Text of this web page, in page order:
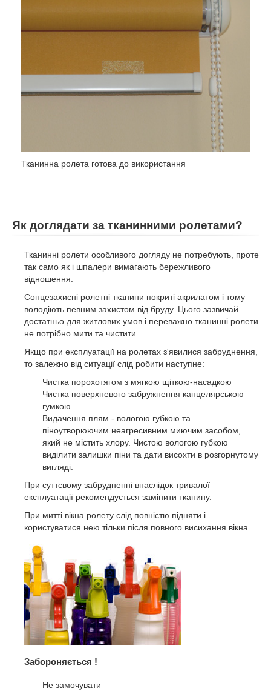
Тканинна ролета готова до використання
Як доглядати за тканинними ролетами?
Тканинні ролети особливого догляду не потребують, проте
так само як і шпалери вимагають бережливого
відношення.
Сонцезахисні ролетні тканини покриті акрилатом і тому
володіють певним захистом від бруду. Цього зазвичай
достатньо для житлових умов і переважно тканинні ролети
не потрібно мити та чистити.
Якщо при експлуатації на ролетах з'явилися забруднення,
то залежно від ситуації слід робити наступне:
Чистка порохотягом з мягкою щіткою-насадкою
Чистка поверхневого забружнення канцелярською
гумкою
Видачення плям - вологою губкою та
піноутворюючим неагресивним миючим засобом,
який не містить хлору. Чистою вологою губкою
виділити залишки піни та дати висохти в розгорнутому
вигляді.
При суттєвому забрудненні внаслідок тривалої
експлуатації рекомендується замінити тканину.
При митті вікна ролету слід повністю підняти і
користуватися нею тільки після повного висихання вікна.
Забороняється !
Не замочувати